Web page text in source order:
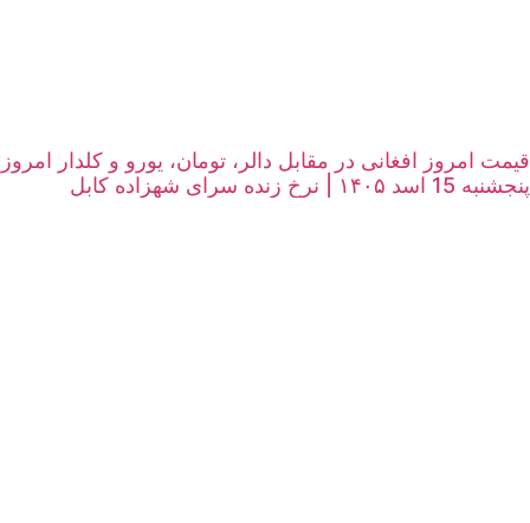
قیمت امروز افغانی در مقابل دالر، تومان، یورو و کلدار امروز
پنجشنبه 15 اسد ۱۴۰۵ | نرخ زنده سرای شهزاده کابل